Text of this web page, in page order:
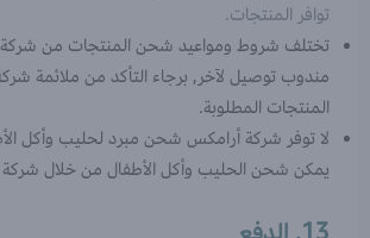
توافر المنتجات.
تختلف شروط ومواعيد شحن المنتجات من
مندوب توصيل لآخر, برجاء التأكد من ملائمة
المنتجات المطلوبة.
لا توفر شركة أرامكس شحن مبرد لحليب وأكل
يمكن شحن الحليب وأكل الأطفال من خلال